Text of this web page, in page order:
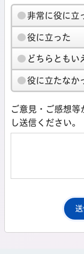
非常に役に立
役に立った
どちらともい
役に立たなか
ご意見・ご感想等
し送信ください。